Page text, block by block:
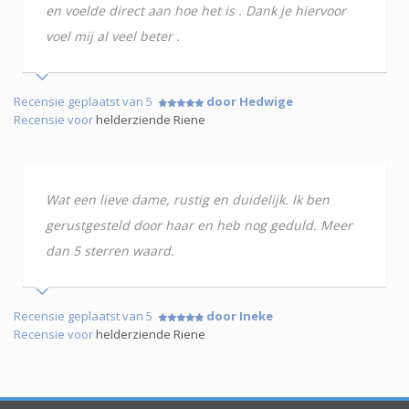
en voelde direct aan hoe het is . Dank je hiervoor
voel mij al veel beter .
Recensie geplaatst van 5
door Hedwige
Recensie voorhelderziende Riene
Wat een lieve dame, rustig en duidelijk. Ik ben
gerustgesteld door haar en heb nog geduld. Meer
dan 5 sterren waard.
Recensie geplaatst van 5
door Ineke
Recensie voorhelderziende Riene